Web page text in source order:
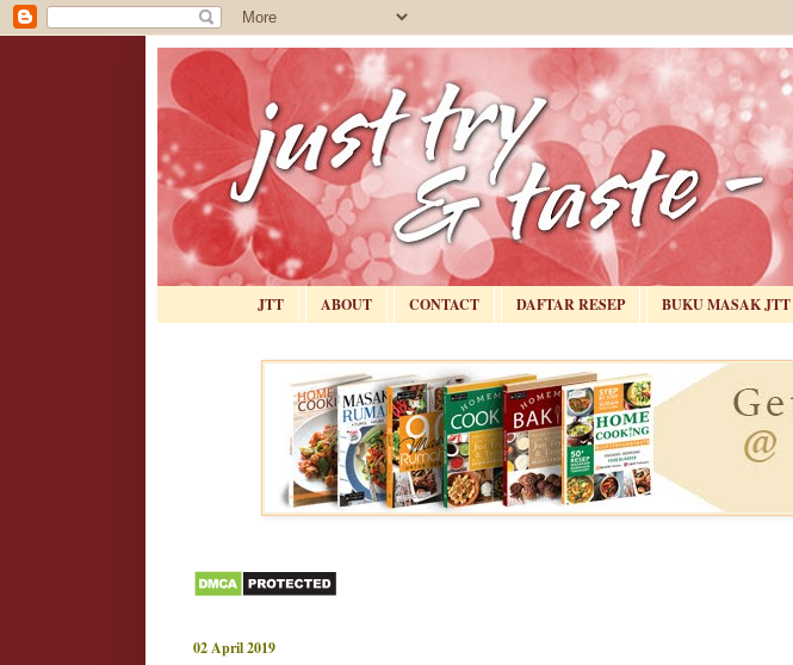
JTT ABOUT CONTACT DAFTAR RESEP BUKU MASAK JTT
02 April 2019